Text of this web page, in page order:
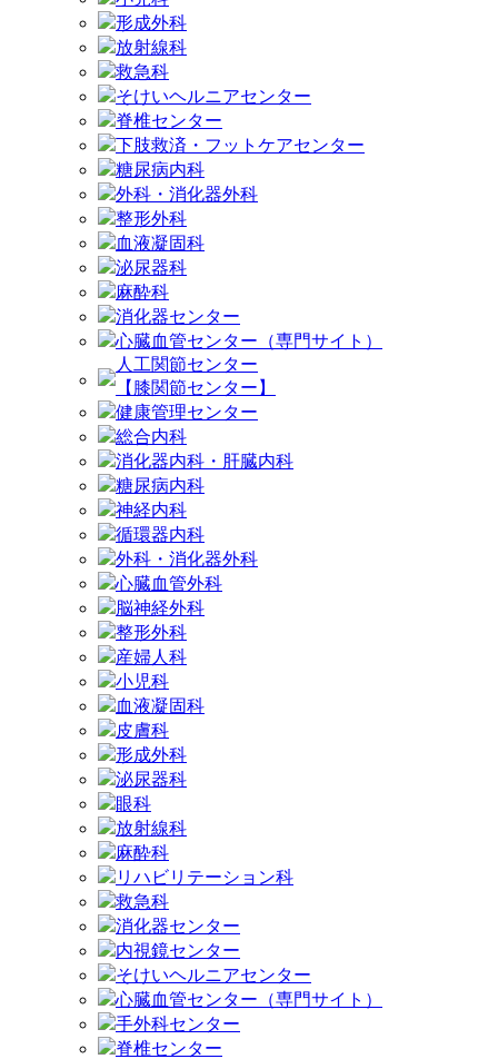
形成外科
放射線科
救急科
そけいヘルニアセンター
脊椎センター
下肢救済・フットケアセンター
糖尿病内科
外科・消化器外科
整形外科
血液凝固科
泌尿器科
麻酔科
消化器センター
心臓血管センター（専門サイト）
人工関節センター
【膝関節センター】
健康管理センター
総合内科
消化器内科・肝臓内科
糖尿病内科
神経内科
循環器内科
外科・消化器外科
心臓血管外科
脳神経外科
整形外科
産婦人科
小児科
血液凝固科
皮膚科
形成外科
泌尿器科
眼科
放射線科
麻酔科
リハビリテーション科
救急科
消化器センター
内視鏡センター
そけいヘルニアセンター
心臓血管センター（専門サイト）
手外科センター
脊椎センター